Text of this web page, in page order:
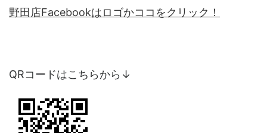
野田店Facebookはロゴかココをクリック！
QRコードはこちらから↓